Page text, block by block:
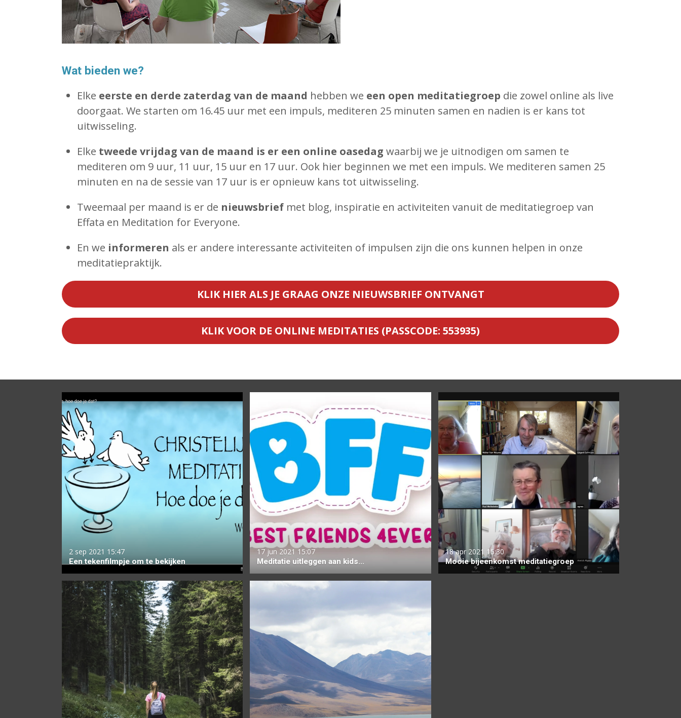
Wat bieden we?
Elke eerste en derde zaterdag van de maand hebben we een open meditatiegroep die zowel online als live
doorgaat. We starten om 16.45 uur met een impuls, mediteren 25 minuten samen en nadien is er kans tot
uitwisseling.
Elke tweede vrijdag van de maand is er een online oasedag waarbij we je uitnodigen om samen te
mediteren om 9 uur, 11 uur, 15 uur en 17 uur. Ook hier beginnen we met een impuls. We mediteren samen 25
minuten en na de sessie van 17 uur is er opnieuw kans tot uitwisseling.
Tweemaal per maand is er de nieuwsbrief met blog, inspiratie en activiteiten vanuit de meditatiegroep van
Effata en Meditation for Everyone.
En we informeren als er andere interessante activiteiten of impulsen zijn die ons kunnen helpen in onze
meditatiepraktijk.
KLIK HIER ALS JE GRAAG ONZE NIEUWSBRIEF ONTVANGT
KLIK VOOR DE ONLINE MEDITATIES (PASSCODE: 553935)
Een tekenfilmpje om te bekijken
2 sep 2021 15:47
Meditatie uitleggen aan kids...
17 jun 2021 15:07
Mooie bijeenkomst meditatiegroep
18 apr 2021 15:30